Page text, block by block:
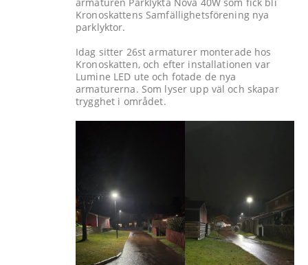
Kronoskattens Samfällighetsförening nya
parklyktor.
Idag sitter 26st armaturer monterade hos
Kronoskatten, och efter installationen var
Lumine LED ute och fotade de nya
armaturerna. Som lyser upp väl och skapar
trygghet i området.